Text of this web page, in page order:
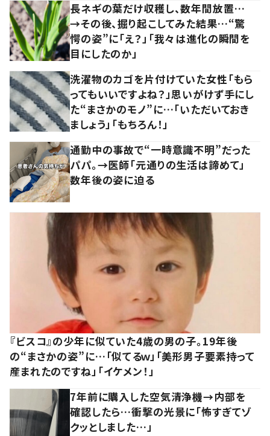
長ネギの葉だけ収穫し、数年間放置…
→その後、掘り起こしてみた結果…“驚
愕の姿”に「え？」「我々は進化の瞬間を
目にしたのか」
洗濯物のカゴを片付けていた女性「もら
ってもいいですよね？」思いがけず手にし
た“まさかのモノ”に…「いただいておき
ましょう」「もちろん！」
通勤中の事故で“一時意識不明”だった
パパ。→医師「元通りの生活は諦めて」
数年後の姿に迫る
『ビスコ』の少年に似ていた4歳の男の子。19年後
の“まさかの姿”に…「似てるｗ」「美形男子要素持って
産まれたのですね」「イケメン！」
7年前に購入した空気清浄機→内部を
確認したら…衝撃の光景に「怖すぎてゾ
クッとしました…」